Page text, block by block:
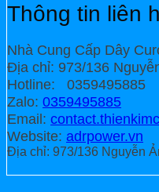
Thông tin liên
Nhà Cung Cấp Dây
Địa chỉ: 973/136
Hotline: 0359495885
Zalo: 0359495885
Email:
Website: adrpower.vn
Địa chỉ: 973/136 Nguyễn